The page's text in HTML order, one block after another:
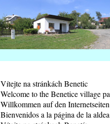
Vítejte na stránkách Benetic
Welcome to the Benetice village
Willkommen auf den
Bienvenidos a la página de la